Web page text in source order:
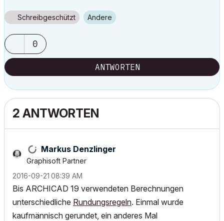
Schreibgeschützt Andere
0
ANTWORTEN
2 ANTWORTEN
Markus Denzlinger
Graphisoft Partner
‎2016-09-21 08:39 AM
Bis ARCHICAD 19 verwendeten Berechnungen
unterschiedliche Rundungsregeln. Einmal wurde
kaufmännisch gerundet, ein anderes Mal